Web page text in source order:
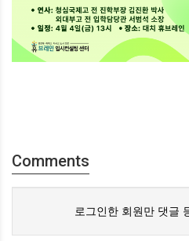
Comments
로그인한 회원만 댓글